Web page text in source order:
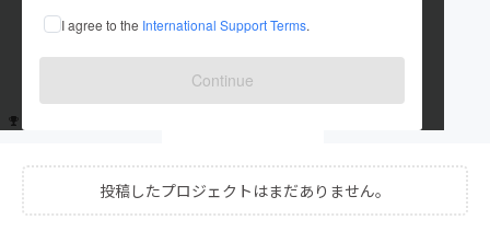
I agree to the International Support Terms.
Continue
出身国：未設定
投稿したプロジェクトはまだありません。